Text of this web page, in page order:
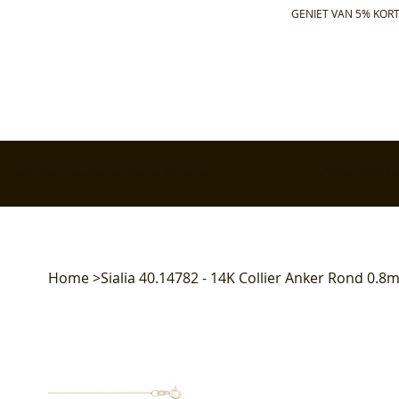
GENIET VAN 5%
Home>Sialia 40.14782 - 14K Collier Anker Rond